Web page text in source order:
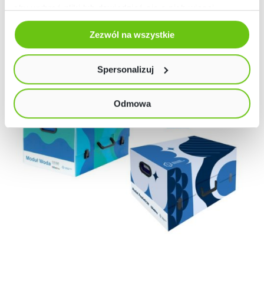
aby wybrać pliki lub dowiedzieć się o nich więcej.
Odmów zgody poprzez przycisk „Odmowa”. Wtedy
użyjemy tylko plików niezbędnych dla naszej strony.
Twój wybór możesz zmienić przez kliknięcie przycisku w
lewym dolnym rogu strony. Więcej informacji znajdziesz
w naszej
Zezwól na wszystkie
Spersonalizuj
Odmowa
pracowni szkolnej! Nowoczesne pomoce i
akcesoria pozwolą uczniom doświadczyć
wiedzy. Sprawdź ofertę dedykowaną Kryterium
V Rezerwy Oświatowej.